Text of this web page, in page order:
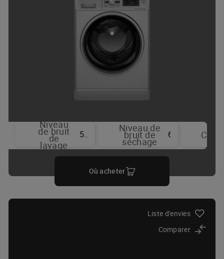
Niveau
de bruit
de
lavage
55 dBA
Niveau de
bruit de
séchage
Où acheter
Liste d'envies
Comparer